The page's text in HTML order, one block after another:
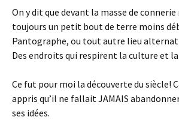
On y dit que devant la masse de
toujours un petit bout de terre moins
Pantographe, ou tout autre lieu
Des endroits qui respirent la culture et
Ce fut pour moi la découverte du siècle!
appris qu’il ne fallait JAMAIS
ses idées.